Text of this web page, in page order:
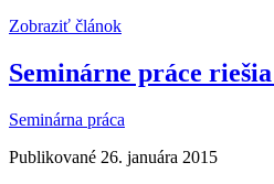
Zobraziť článok
Seminárne práce
Seminárna práca
Publikované 26. januára 2015